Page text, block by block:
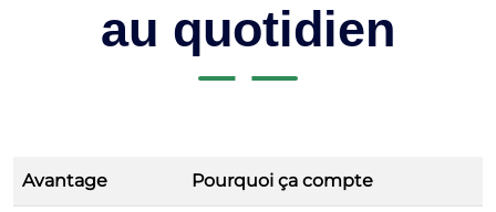
au quotidien
Avantage Pourquoi ça compte